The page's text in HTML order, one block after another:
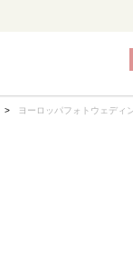
ヨーロッパフォトウェディ